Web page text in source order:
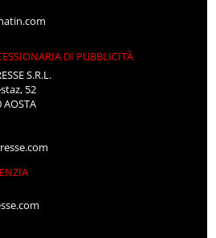
DI PUBBLICITÀ
S.R.L.
52
AOSTA